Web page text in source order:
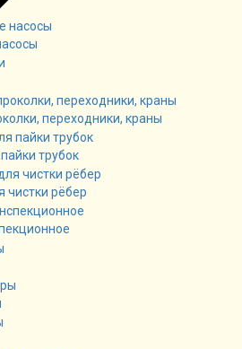
переходники, краны
трубок
чистки рёбер